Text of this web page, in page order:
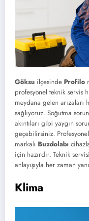
Göksu ilçesinde Profilo
profesyonel teknik servis
meydana gelen arızaları
sağlıyoruz. Soğutma
akıntıları gibi yaygın
geçebilirsiniz.
markalı Buzdolabı
için hazırdır. Teknik
anlayışıyla her zaman
Klima